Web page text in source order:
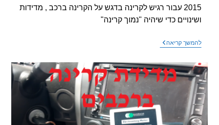
2015 עבור רגיש לקרינה בדגש על הקרינה ברכב , מדידות
כדי שיהיה "נמוך קרינה"
קריאהפוסט
–
ב19/9/2025,
יצאתי
מהבית
בבוקר
למבצע
רכישת
רכב